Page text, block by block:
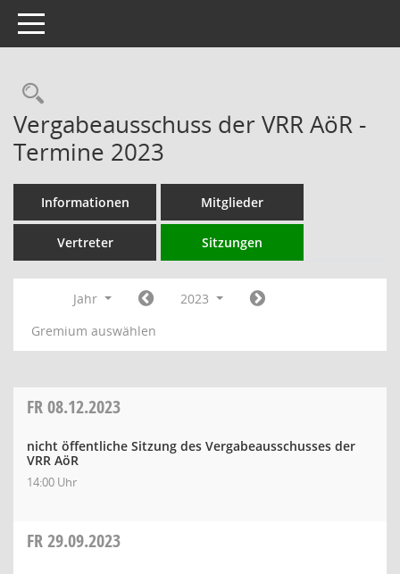
Toggle navigation
Rechercheauswahl
Vergabeausschuss der VRR AöR -
Termine 2023
Informationen Mitglieder
Vertreter Sitzungen
Jahr
2023
Gremium auswählen
FR08.12.2023
nicht öffentliche Sitzung des Vergabeausschusses der
VRR AöR
14:00 Uhr
FR29.09.2023